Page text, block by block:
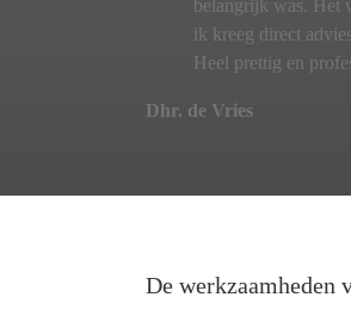
belangrijk was. Het
ik kreeg direct
Heel prettig en
Dhr. de Vries
De werkzaamheden